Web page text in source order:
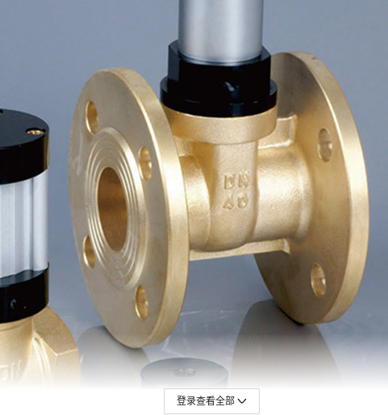
登录查看全部